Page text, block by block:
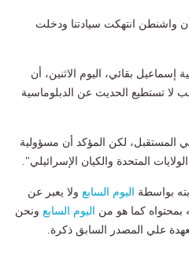
أن واشنطن انتهكت سيادتنا ودخلت
إسماعيل بقائي، اليوم الاثنين، أن
لا تستطيع الحديث عن الدبلوماسية
لكن المؤكد أن مسؤولية
المتحدة والكيان الإسرائيلي".
بواسطة اليوم السابع ولا يعبر عن
بمحتواه كما هو من اليوم السابع ونحن
علي المصدر السابق ذكرة.